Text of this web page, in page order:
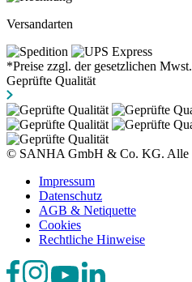
Versandarten
*Preise zzgl. der gesetzlichen
Geprüfte Qualität
© SANHA GmbH & Co. KG. Alle
Impressum
Datenschutz
AGB & Netiquette
Cookies
Rechtliche Hinweise